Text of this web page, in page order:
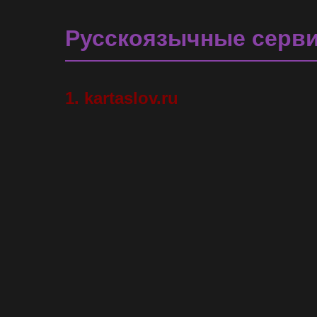
Русскоязычные
1. kartaslov.ru